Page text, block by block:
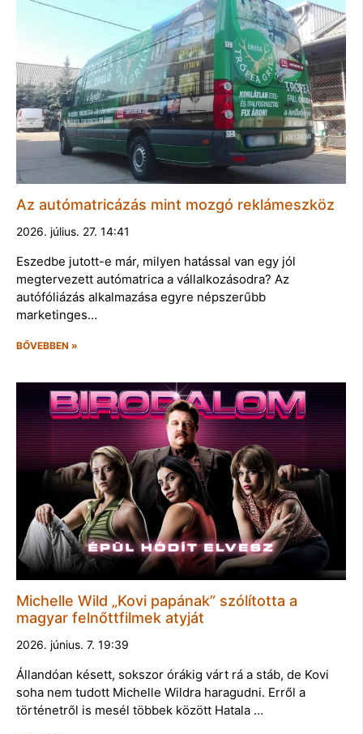
Az autómatricázás mint mozgó reklámeszköz
2026. július. 27. 14:41
Eszedbe jutott-e már, milyen hatással van egy jól
megtervezett autómatrica a vállalkozásodra? Az
autófóliázás alkalmazása egyre népszerűbb
marketinges…
BŐVEBBEN »
Michelle Wild „Kovi papának” szólította a
magyar felnőttfilmek atyját
2026. június. 7. 19:39
Állandóan késett, sokszor órákig várt rá a stáb, de Kovi
soha nem tudott Michelle Wildra haragudni. Erről a
történetről is mesél többek között Hatala …